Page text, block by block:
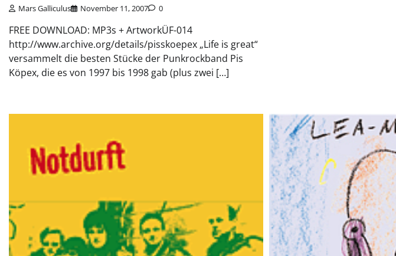
Mars Galliculus November 11, 2007 0
FREE DOWNLOAD: MP3s + ArtworkÜF-014
http://www.archive.org/details/pisskoepex „Life is great“
versammelt die besten Stücke der Punkrockband Pis
Köpex, die es von 1997 bis 1998 gab (plus zwei […]